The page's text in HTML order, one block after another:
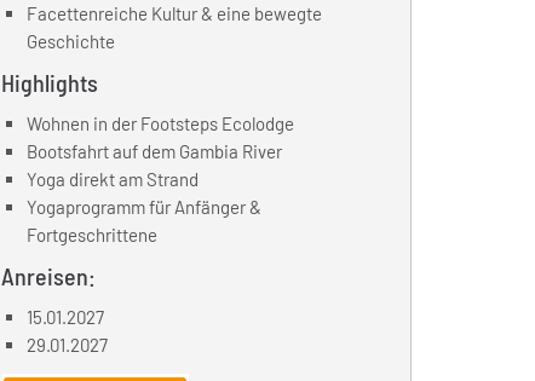
Facettenreiche Kultur & eine bewegte
Geschichte
Highlights
Wohnen in der Footsteps Ecolodge
Bootsfahrt auf dem Gambia River
Yoga direkt am Strand
Yogaprogramm für Anfänger &
Fortgeschrittene
Anreisen:
15.01.2027
29.01.2027